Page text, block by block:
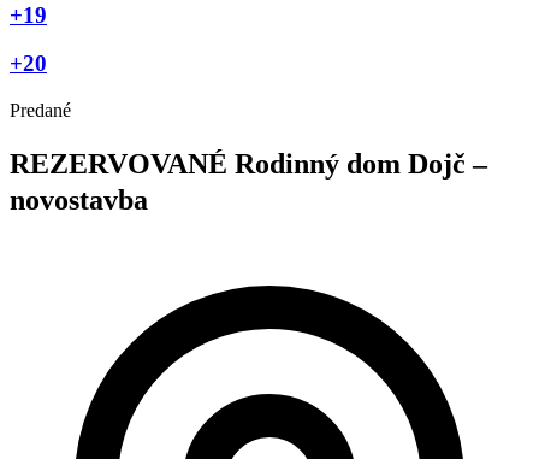
+19
+20
Predané
REZERVOVANÉ Rodinný dom Dojč –
novostavba